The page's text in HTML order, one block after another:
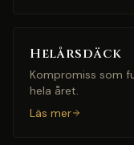
Helårsdäck
Kompromiss som
hela året.
Läs mer